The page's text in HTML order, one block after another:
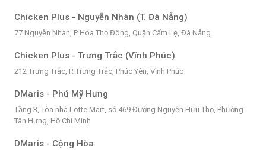
Chicken Plus - Nguyễn Nhàn (T. Đà Nẵng)
77 Nguyễn Nhàn, P Hòa Thọ Đông, Quận Cẩm Lệ, Đà Nẵng
Chicken Plus - Trưng Trắc (Vĩnh Phúc)
212 Trưng Trắc, P. Trưng Trắc, Phúc Yên, Vĩnh Phúc
DMaris - Phú Mỹ Hưng
Tầng 3, Tòa nhà Lotte Mart, số 469 Đường Nguyễn Hữu Thọ, Phường
Tân Hưng, Hồ Chí Minh
DMaris - Cộng Hòa